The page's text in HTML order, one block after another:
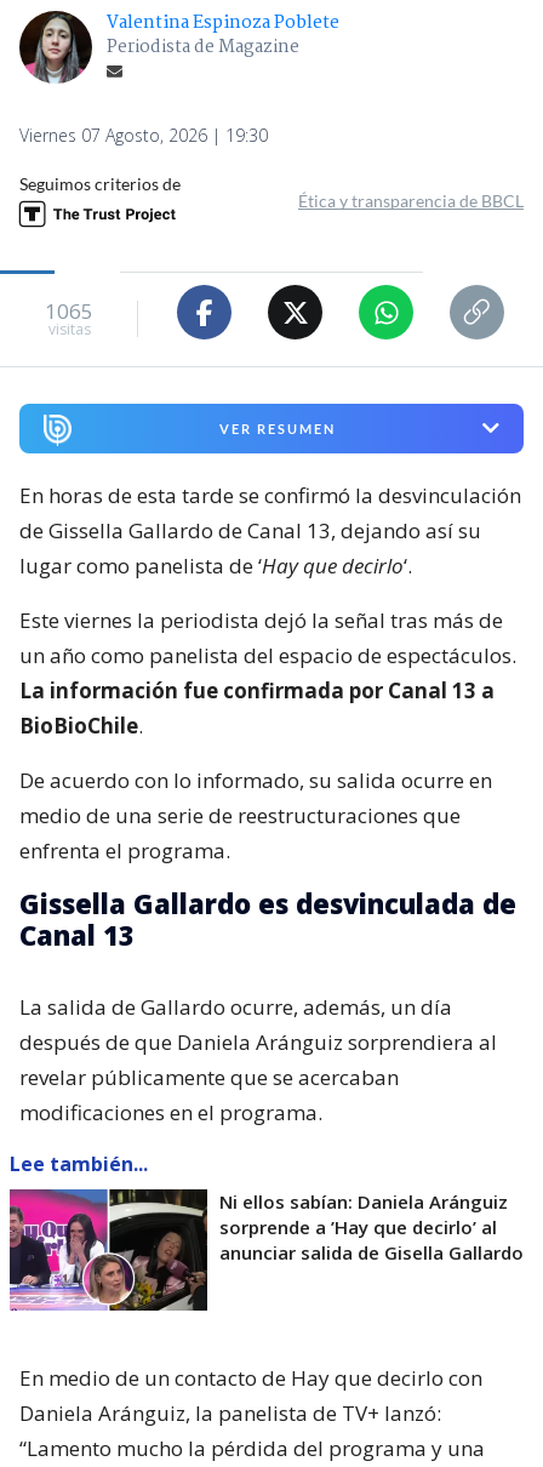
Valentina Espinoza Poblete
Periodista de Magazine
Viernes 07 Agosto, 2026 | 19:30
Seguimos criterios de
Ética y transparencia de BBCL
1065
visitas
VER RESUMEN
En horas de esta tarde se confirmó la desvinculación
de Gissella Gallardo de Canal 13, dejando así su
lugar como panelista de ‘Hay que decirlo‘.
Este viernes la periodista dejó la señal tras más de
un año como panelista del espacio de espectáculos.
La información fue confirmada por Canal 13 a
BioBioChile.
De acuerdo con lo informado, su salida ocurre en
medio de una serie de reestructuraciones que
enfrenta el programa.
Gissella Gallardo es desvinculada de
Canal 13
La salida de Gallardo ocurre, además, un día
después de que Daniela Aránguiz sorprendiera al
revelar públicamente que se acercaban
modificaciones en el programa.
Lee también...
Ni ellos sabían: Daniela Aránguiz
sorprende a ’Hay que decirlo’ al
anunciar salida de Gisella Gallardo
En medio de un contacto de Hay que decirlo con
Daniela Aránguiz, la panelista de TV+ lanzó:
“Lamento mucho la pérdida del programa y una